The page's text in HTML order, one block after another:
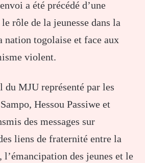
a été précédé d’une
rôle de la jeunesse dans la
nation togolaise et face aux
violent.
du MJU représenté par les
Hessou Passiwe et
des messages sur
liens de fraternité entre la
l’émancipation des jeunes et le